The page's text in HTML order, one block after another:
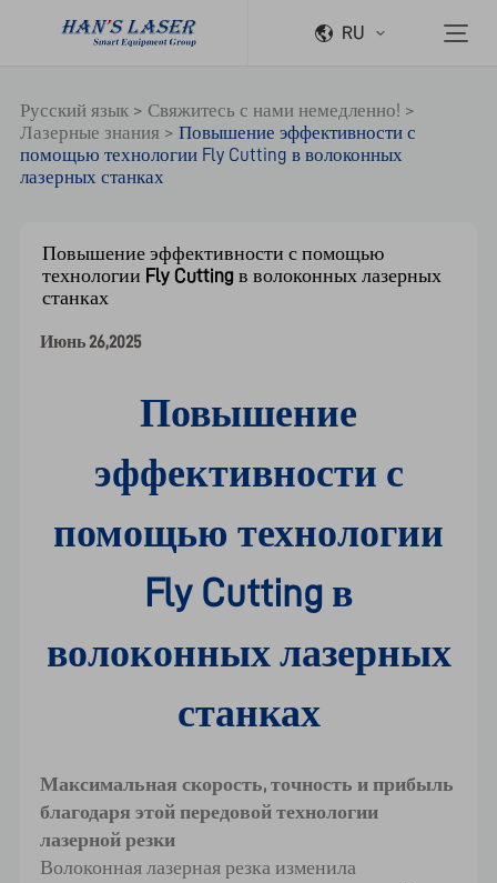
RU
Русский язык> Свяжитесь с нами немедленно! >
Лазерные знания > Повышение эффективности с
помощью технологии Fly Cutting в волоконных
лазерных станках
Повышение эффективности с помощью
технологии Fly Cutting в волоконных лазерных
станках
Июнь 26,2025
Повышение
эффективности с
помощью технологии
Fly Cutting в
волоконных лазерных
станках
Максимальная скорость, точность и прибыль
благодаря этой передовой технологии
лазерной резки
Волоконная лазерная резка изменила